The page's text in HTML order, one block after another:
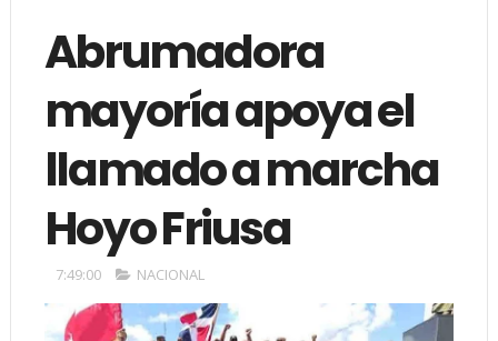
Abrumadora
mayoría apoya el
llamado a marcha
Hoyo Friusa
7:49:00 NACIONAL